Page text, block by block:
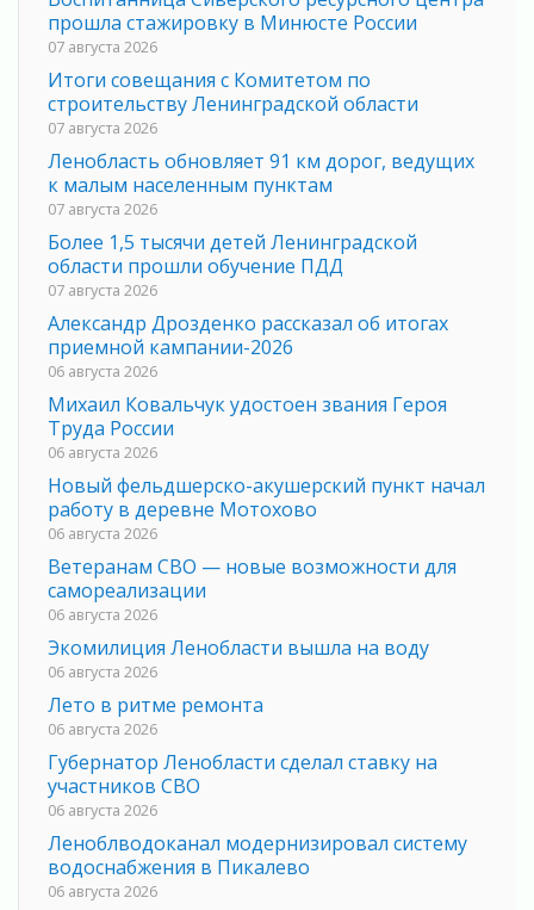
прошла стажировку в Минюсте России
07 августа 2026
Итоги совещания с Комитетом по
строительству Ленинградской области
07 августа 2026
Ленобласть обновляет 91 км дорог, ведущих
к малым населенным пунктам
07 августа 2026
Более 1,5 тысячи детей Ленинградской
области прошли обучение ПДД
07 августа 2026
Александр Дрозденко рассказал об итогах
приемной кампании-2026
06 августа 2026
Михаил Ковальчук удостоен звания Героя
Труда России
06 августа 2026
Новый фельдшерско-акушерский пункт начал
работу в деревне Мотохово
06 августа 2026
Ветеранам СВО — новые возможности для
самореализации
06 августа 2026
Экомилиция Ленобласти вышла на воду
06 августа 2026
Лето в ритме ремонта
06 августа 2026
Губернатор Ленобласти сделал ставку на
участников СВО
06 августа 2026
Леноблводоканал модернизировал систему
водоснабжения в Пикалево
06 августа 2026